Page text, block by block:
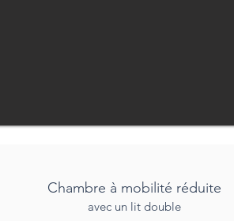
Chambre à mobilité réduite
avec un lit double